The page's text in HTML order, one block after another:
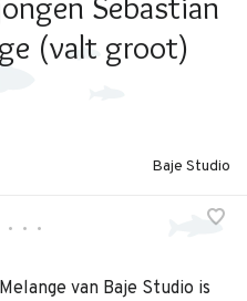
(valt groot)
Baje Studio
• • •
van Baje Studio is